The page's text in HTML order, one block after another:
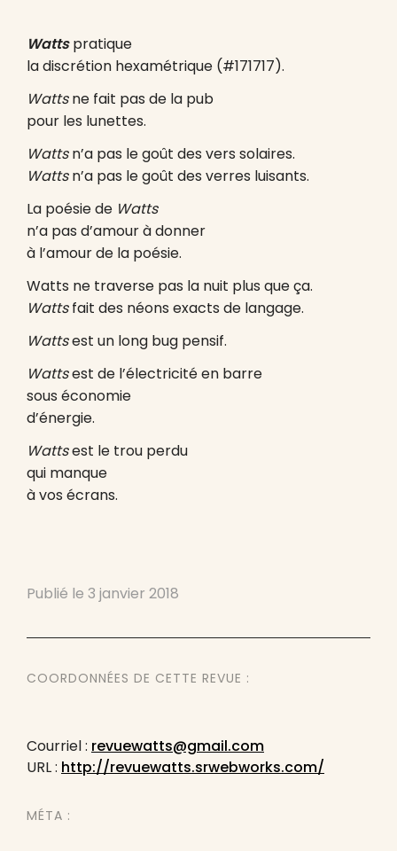
Wattspratique
la discrétion hexamétrique (#171717).
Wattsne fait pas de la pub
pour les lunettes.
Wattsn’a pas le goût des vers solaires.
Wattsn’a pas le goût des verres luisants.
La poésie de Watts
n’a pas d’amour à donner
à l’amour de la poésie.
Watts ne traverse pas la nuit plus que ça.
Wattsfait des néons exacts de langage.
Wattsest un long bug pensif.
Wattsest de l’électricité en barre
sous économie
d’énergie.
Wattsest le trou perdu
qui manque
à vos écrans.
Publié le 3 janvier 2018
COORDONNÉES DE CETTE REVUE :
Courriel : revuewatts@gmail.com
URL : http://revuewatts.srwebworks.com/
MÉTA :